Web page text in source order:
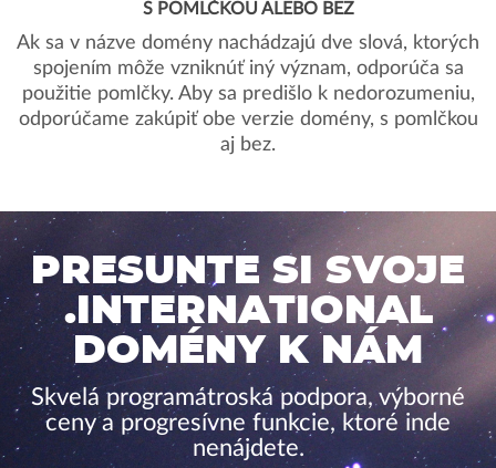
S POMLČKOU ALEBO BEZ
Ak sa v názve domény nachádzajú dve slová, ktorých
spojením môže vzniknúť iný význam, odporúča sa
použitie pomlčky. Aby sa predišlo k nedorozumeniu,
odporúčame zakúpiť obe verzie domény, s pomlčkou
aj bez.
PRESUNTE SI SVOJE
.INTERNATIONAL
DOMÉNY K NÁM
Skvelá programátroská podpora, výborné
ceny a progresívne funkcie, ktoré inde
nenájdete.